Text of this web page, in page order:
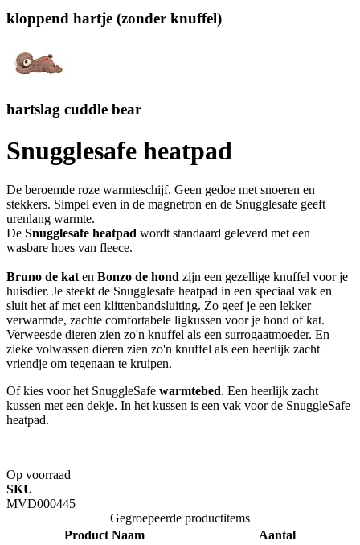
kloppend hartje (zonder knuffel)
hartslag cuddle bear
Snugglesafe heatpad
De beroemde roze warmteschijf. Geen gedoe met snoeren en
stekkers. Simpel even in de magnetron en de Snugglesafe geeft
urenlang warmte.
De Snugglesafe heatpad wordt standaard geleverd met een
wasbare hoes van fleece.
Bruno de kat en Bonzo de hond zijn een gezellige knuffel voor je
huisdier. Je steekt de Snugglesafe heatpad in een speciaal vak en
sluit het af met een klittenbandsluiting. Zo geef je een lekker
verwarmde, zachte comfortabele ligkussen voor je hond of kat.
Verweesde dieren zien zo'n knuffel als een surrogaatmoeder. En
zieke volwassen dieren zien zo'n knuffel als een heerlijk zacht
vriendje om tegenaan te kruipen.
Of kies voor het SnuggleSafe warmtebed. Een heerlijk zacht
kussen met een dekje. In het kussen is een vak voor de SnuggleSafe
heatpad.
Op voorraad
SKU
MVD000445
Gegroepeerde productitems
Product Naam
Aantal